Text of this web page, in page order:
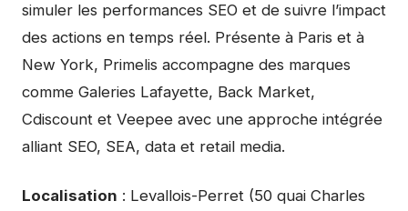
simuler les performances SEO et de suivre l’impact
des actions en temps réel. Présente à Paris et à
New York, Primelis accompagne des marques
comme Galeries Lafayette, Back Market,
Cdiscount et Veepee avec une approche intégrée
alliant SEO, SEA, data et retail media.
Localisation : Levallois-Perret (50 quai Charles